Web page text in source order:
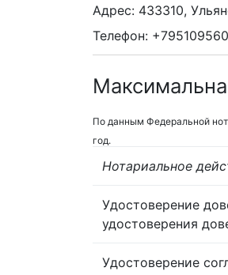
Адрес: 433310,
Телефон:
По данным Федеральной
год.
Нотариальное
Удостоверение
удостоверения
Удостоверение